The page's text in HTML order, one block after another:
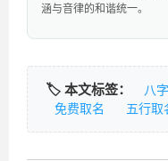
涵与音律的和谐统一。
🏷️ 本文标签： 八
免费取名
五行取